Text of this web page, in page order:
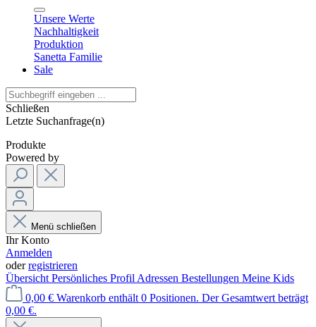
Unsere Werte
Nachhaltigkeit
Produktion
Sanetta Familie
Sale
Schließen
Letzte Suchanfrage(n)
Produkte
Powered by
Menü schließen
Ihr Konto
Anmelden
oderregistrieren
Übersicht Persönliches Profil Adressen Bestellungen Meine Kids
0,00 € Warenkorb enthält 0 Positionen. Der Gesamtwert beträgt
0,00 €.